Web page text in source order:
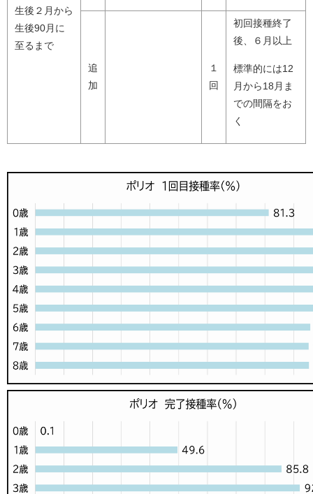
生後２月から
生後90月に
至るまで
追
加
１
回
初回接種終了
後、６月以上
標準的には12
月から18月ま
での間隔をお
く